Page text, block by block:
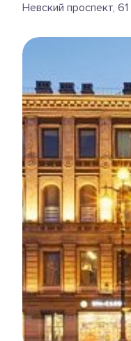
Невский проспект, 61